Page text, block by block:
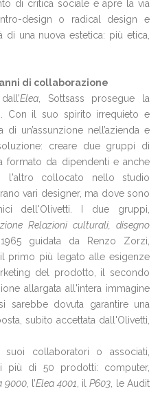
di critica sociale e apre la via
design o radical design e
di una nuova estetica: più etica,
di collaborazione
Elea, Sottsass prosegue la
Con il suo spirito irrequieto e
un’assunzione nell’azienda e
creare due gruppi di
formato da dipendenti e anche
l'altro collocato nello studio
vari designer, ma dove sono
dell'Olivetti. I due gruppi,
Relazioni culturali, disegno
guidata da Renzo Zorzi,
primo più legato alle esigenze
del prodotto, il secondo
allargata all'intera immagine
sarebbe dovuta garantire una
subito accettata dall'Olivetti,
collaboratori o associati,
più di 50 prodotti: computer,
9000, l’Elea 4001 , ilP603 , le Audit